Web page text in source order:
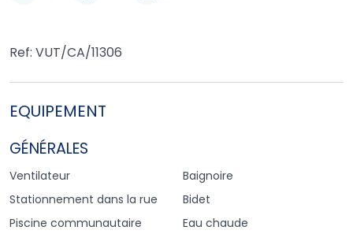
Ref: VUT/CA/11306
EQUIPEMENT
GÉNÉRALES
Ventilateur
Stationnement dans la rue
Piscine communautaire
Baignoire
Bidet
Eau chaude